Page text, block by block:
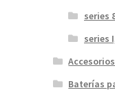
series
series
Baterías